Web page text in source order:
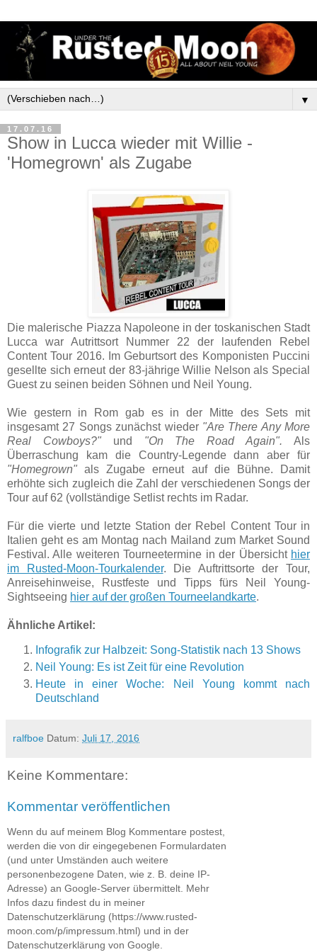
▼
17.07.16
Show in Lucca wieder mit Willie -
'Homegrown' als Zugabe
Die malerische Piazza Napoleone in der toskanischen Stadt
Lucca war Autrittsort Nummer 22 der laufenden Rebel
Content Tour 2016. Im Geburtsort des Komponisten Puccini
gesellte sich erneut der 83-jährige Willie Nelson als Special
Guest zu seinen beiden Söhnen und Neil Young.
Wie gestern in Rom gab es in der Mitte des Sets mit
insgesamt 27 Songs zunächst wieder "Are There Any More
Real Cowboys?" und "On The Road Again". Als
Überraschung kam die Country-Legende dann aber für
"Homegrown" als Zugabe erneut auf die Bühne. Damit
erhöhte sich zugleich die Zahl der verschiedenen Songs der
Tour auf 62 (vollständige Setlist rechts im Radar.
Für die vierte und letzte Station der Rebel Content Tour in
Italien geht es am Montag nach Mailand zum Market Sound
Festival. Alle weiteren Tourneetermine in der Übersicht hier
im Rusted-Moon-Tourkalender. Die Auftrittsorte der Tour,
Anreisehinweise, Rustfeste und Tipps fürs Neil Young-
Sightseeing hier auf der großen Tourneelandkarte.
Ähnliche Artikel:
Infografik zur Halbzeit: Song-Statistik nach 13 Shows
Neil Young: Es ist Zeit für eine Revolution
Heute in einer Woche: Neil Young kommt nach
Deutschland
ralfboe Datum: Juli 17, 2016
Keine Kommentare:
Kommentar veröffentlichen
Wenn du auf meinem Blog Kommentare postest,
werden die von dir eingegebenen Formulardaten
(und unter Umständen auch weitere
personenbezogene Daten, wie z. B. deine IP-
Adresse) an Google-Server übermittelt. Mehr
Infos dazu findest du in meiner
Datenschutzerklärung (https://www.rusted-
moon.com/p/impressum.html) und in der
Datenschutzerklärung von Google.